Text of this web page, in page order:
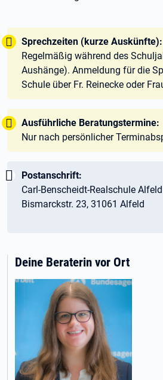
Tipp:
Sprechzeiten (kurze Auskünfte):
Regelmäßig während des
Aushänge). Anmeldung für die
Schule über Fr. Reinecke oder
Tipp:
Ausführliche Beratungstermine:
Nur nach persönlicher
Wichtig:
Postanschrift:
Carl-Benscheidt-Realschule Alfeld
Bismarckstr. 23, 31061 Alfeld
Deine Beraterin vor Ort